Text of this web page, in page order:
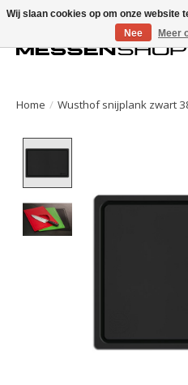
Home / Wusthof snijplank zwart
Wij slaan cookies op om onze website
Nee
Meer